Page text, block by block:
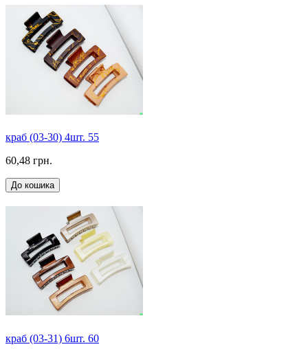
краб (03-30) 4шт. 55
60,48 грн.
До кошика
краб (03-31) 6шт. 60